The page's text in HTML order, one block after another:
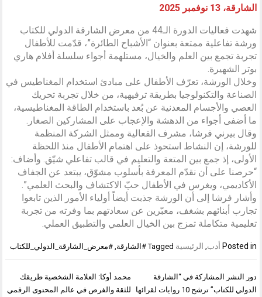
الشارقة، 13 نوفمبر 2025
شهدت فعاليات الدورة الـ44 من معرض الشارقة الدولي للكتاب
ورشة تفاعلية ممتعة بعنوان “الأشباح الطائرة”، قدّمت للأطفال
تجربة تجمع بين العلم والخيال، مستلهمة أجواء سلسلة أفلام هاري
بوتر الشهيرة.
وخلال الورشة، تعرّف الأطفال على مبادئ استخدام المغناطيس في
الصناعة والتكنولوجيا بطريقة ترفيهية، من خلال تجربة تحريك
العصي والأجسام المعدنية عن بُعد باستخدام الطاقة المغناطيسية،
ما أضفى أجواء من الدهشة والإعجاب على المشاركين الصغار.
وقال بيرني فرشا، مشرف الفعالية وممثل الشركة المنظمة
للورشة، إن النشاط استحوذ على اهتمام الأطفال منذ اللحظة
الأولى، إذ جمع بين المتعة والتعليم في قالب تفاعلي شيّق. وأضاف:
“حرصنا على أن نقدّم المعرفة بأسلوب مشوّق، يبتعد عن الجفاف
الأكاديمي، ويغرس في الأطفال حبّ الاكتشاف والبحث العلمي”.
وأشار فرشا إلى أن الورشة جذبت أيضاً أولياء الأمور الذين تابعوا
تجارب أبنائهم بشغف، معبّرين عن سعادتهم بما وفرته من تجربة
تعليمية متكاملة تمزج بين الخيال العلمي والتطبيق العملي.
Posted in أدب, الرئيسية Tagged #الشارقة ,#معرض_الشارقة_الدولي_للكتاب
تصفّح
المقالات
محمد أوكا: العلامة الشخصية طريقك
للثقة والفرص في عالم المحتوى الرقمي
دور النشر المشاركة في “الشارقة
الدولي للكتاب” ترشح 10 روايات لقرائها